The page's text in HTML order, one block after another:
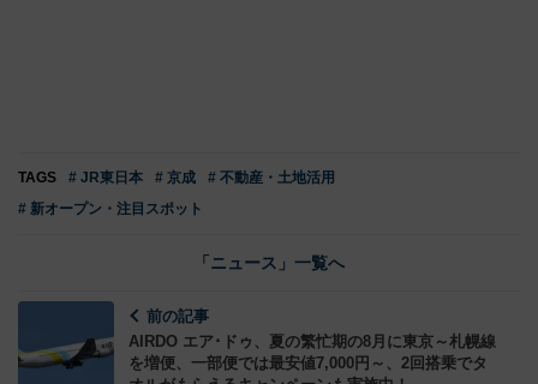
TAGS # JR東日本 # 京成
# 不動産・土地活用
# 新オープン・注目スポット
「ニュース」一覧へ
前の記事
AIRDO エア･ドゥ、夏の繁忙期の8月に東京～札幌線
を増便、一部便では最安値7,000円～、2回搭乗でタ